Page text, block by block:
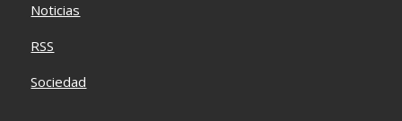
Noticias
RSS
Sociedad